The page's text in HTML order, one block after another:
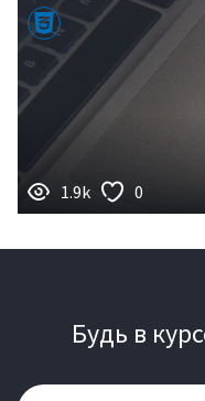
1.9k 0
Будь в